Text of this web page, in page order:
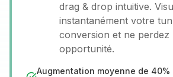
drag & drop intuitive.
instantanément votre
conversion et ne perdez
opportunité.
Augmentation moyenne de 40%